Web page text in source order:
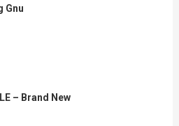
Gnu
– Brand New